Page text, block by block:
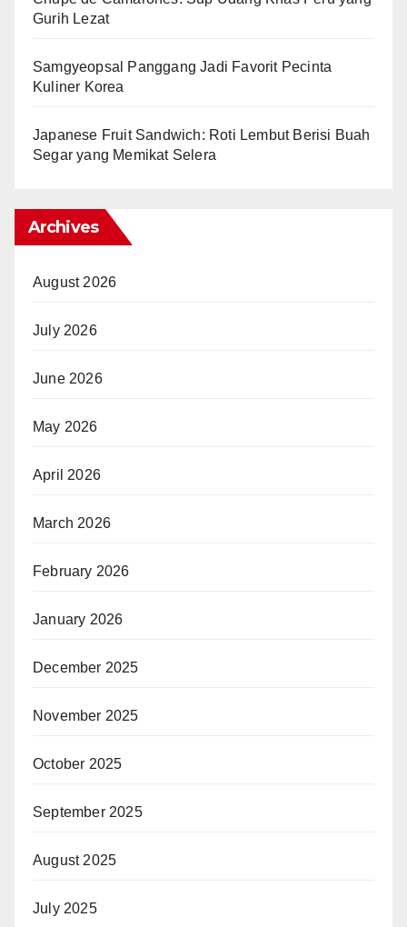
Gurih Lezat
Samgyeopsal Panggang Jadi Favorit Pecinta
Kuliner Korea
Japanese Fruit Sandwich: Roti Lembut Berisi Buah
Segar yang Memikat Selera
Archives
August 2026
July 2026
June 2026
May 2026
April 2026
March 2026
February 2026
January 2026
December 2025
November 2025
October 2025
September 2025
August 2025
July 2025